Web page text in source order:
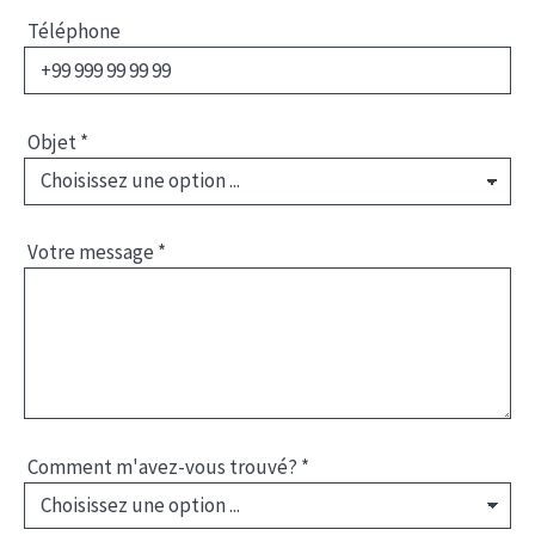
Téléphone
Objet*
Votre message *
Comment m'avez-vous trouvé? *